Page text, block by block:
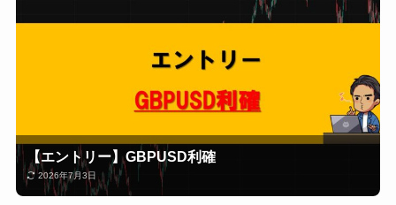
【エントリー】GBPUSD利確
2026年7月3日